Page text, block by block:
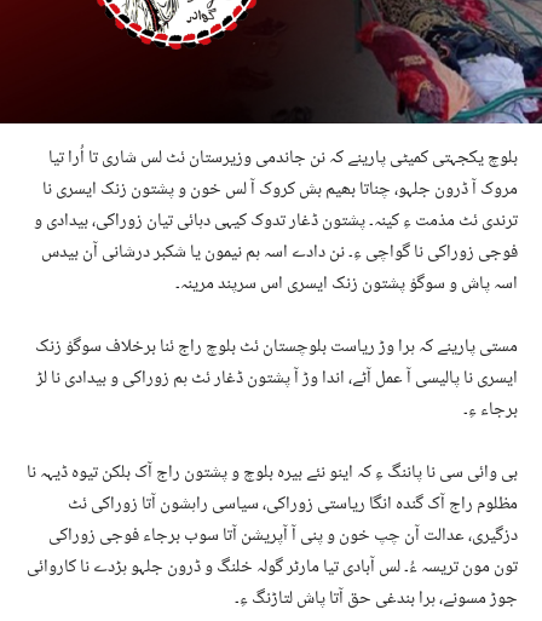
بلوچ یکجہتی کمیٹی پارینے کہ نن جاندمی وزیرستان ئٹ لس شاری تا اُرا تیا
مروک آ ڈرون جلہو، چناتا بھیم بش کروک آ لس خون و پشتون زنک ایسری نا
ترندی ئٹ مذمت ءِ کینہ۔ پشتون ڈغار تدوک کیہی دہائی تیان زوراکی، بیدادی و
فوجی زوراکی نا گواچی ءِ۔ نن دادے اسہ ہم نیمون یا شکبر درشانی آن بیدس
اسہ پاش و سوگوْ پشتون زنک ایسری اس سرپند مرینہ۔
مستی پارینے کہ ہرا وڑ ریاست بلوچستان ئٹ بلوچ راج ئنا برخلاف سوگوْ زنک
ایسری نا پالیسی آ عمل آٹے، اندا وڑ آ پشتون ڈغار ئٹ ہم زوراکی و بیدادی نا لڑ
برجاء ءِ۔
بی وائی سی نا پاننگ ءِ کہ اینو نئے بیرہ بلوچ و پشتون راج آک بلکن تیوہ ڈیہہ نا
مظلوم راج آک گندہ انگا ریاستی زوراکی، سیاسی راہشون آتا زوراکی ئٹ
دزگیری، عدالت آن چپ خون و پنی آ آپریشن آتا سوب برجاء فوجی زوراکی
تون مون تریسہ ءُ۔ لس آبادی تیا مارٹر گولہ خلنگ و ڈرون جلہو ہڑدے نا کاروائی
جوڑ مسونے، ہرا بندغی حق آتا پاش لتاڑنگ ءِ۔